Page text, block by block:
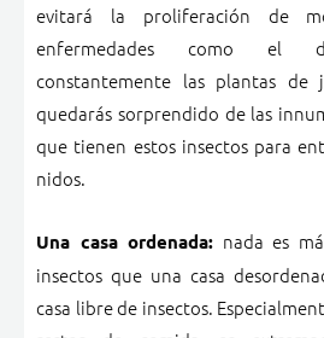
evitará la proliferación de
enfermedades como el
constantemente las plantas
quedarás sorprendido de las
que tienen estos insectos para
nidos.
Una casa ordenada: nada es
insectos que una casa
casa libre de insectos.